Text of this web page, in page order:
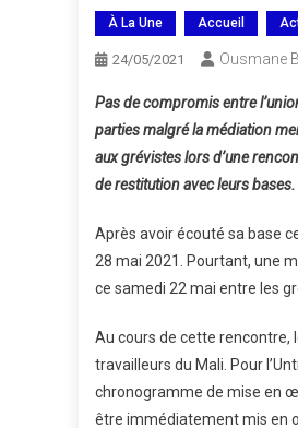
À La Une Accueil
24/05/2021 Ousmane
Pas de compromis entre
parties malgré la médiation
aux grévistes lors d’une
de restitution avec leurs
Après avoir écouté sa base
28 mai 2021. Pourtant, une
ce samedi 22 mai entre les
Au cours de cette rencontre,
travailleurs du Mali. Pour
chronogramme de mise en
être immédiatement mis en